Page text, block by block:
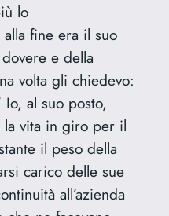
lo
fine era il suo
e della
volta gli chiedevo:
al suo posto,
la vita in giro per il
il peso della
carico delle sue
all’azienda